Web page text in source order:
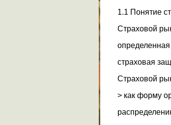
1.1 Понятие
Страховой
страховая
Страховой
> как форму